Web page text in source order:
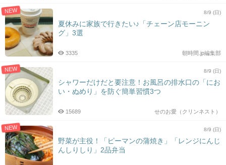
NEW 8/9 (日)
夏休みに家族で行きたい♪「チェーン店モーニン
グ」3選
朝時間.jp編集部
3335
NEW 8/9 (日)
シャワーだけだと要注意！お風呂の排水口の「にお
い・ぬめり」を防ぐ簡単習慣3つ
せのお愛（クリンネスト）
15689
NEW 8/9 (日)
野菜が主役！「ピーマンの蒲焼き」「レンジにんじ
んしりしり」2品弁当